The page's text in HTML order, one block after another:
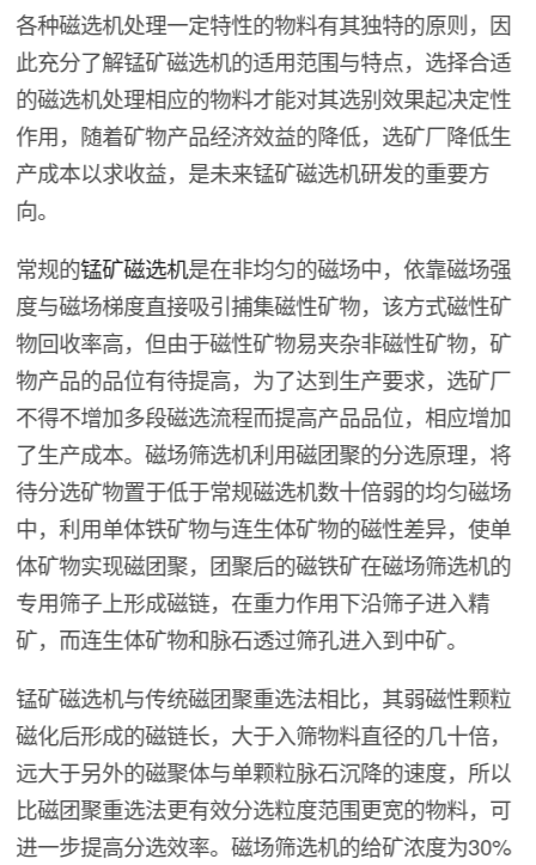
各种磁选机处理一定特性的物料有其独特的原则，因
此充分了解锰矿磁选机的适用范围与特点，选择合适
的磁选机处理相应的物料才能对其选别效果起决定性
作用，随着矿物产品经济效益的降低，选矿厂降低生
产成本以求收益，是未来锰矿磁选机研发的重要方
向。
常规的锰矿磁选机是在非均匀的磁场中，依靠磁场强
度与磁场梯度直接吸引捕集磁性矿物，该方式磁性矿
物回收率高，但由于磁性矿物易夹杂非磁性矿物，矿
物产品的品位有待提高，为了达到生产要求，选矿厂
不得不增加多段磁选流程而提高产品品位，相应增加
了生产成本。磁场筛选机利用磁团聚的分选原理，将
待分选矿物置于低于常规磁选机数十倍弱的均匀磁场
中，利用单体铁矿物与连生体矿物的磁性差异，使单
体矿物实现磁团聚，团聚后的磁铁矿在磁场筛选机的
专用筛子上形成磁链，在重力作用下沿筛子进入精
矿，而连生体矿物和脉石透过筛孔进入到中矿。
锰矿磁选机与传统磁团聚重选法相比，其弱磁性颗粒
磁化后形成的磁链长，大于入筛物料直径的几十倍，
远大于另外的磁聚体与单颗粒脉石沉降的速度，所以
比磁团聚重选法更有效分选粒度范围更宽的物料，可
进一步提高分选效率。磁场筛选机的给矿浓度为30%